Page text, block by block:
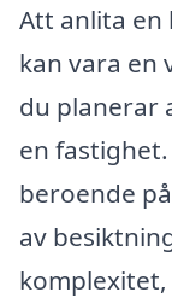
Att anlita en
kan vara en
du planerar
en
beroende
av